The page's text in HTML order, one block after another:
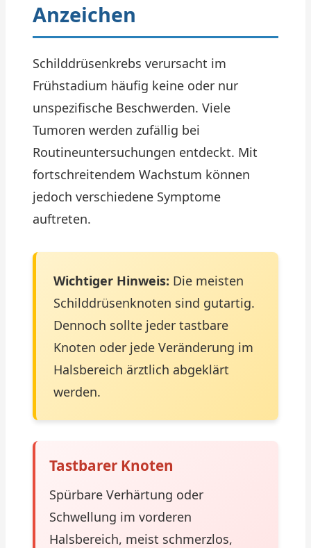
Anzeichen
Schilddrüsenkrebs verursacht im
Frühstadium häufig keine oder nur
unspezifische Beschwerden. Viele
Tumoren werden zufällig bei
Routineuntersuchungen entdeckt. Mit
fortschreitendem Wachstum können
jedoch verschiedene Symptome
auftreten.
Wichtiger Hinweis: Die meisten
Schilddrüsenknoten sind gutartig.
Dennoch sollte jeder tastbare
Knoten oder jede Veränderung im
Halsbereich ärztlich abgeklärt
werden.
Tastbarer Knoten
Spürbare Verhärtung oder
Schwellung im vorderen
Halsbereich, meist schmerzlos,